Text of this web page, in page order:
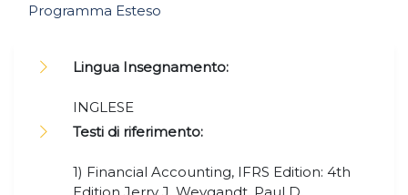
Programma Esteso
Lingua Insegnamento:
INGLESE
Testi di riferimento:
1) Financial Accounting, IFRS Edition: 4th
Edition Jerry J. Weygandt, Paul D.